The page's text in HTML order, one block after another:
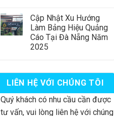
Cập Nhật Xu Hướng
Làm Bảng Hiệu Quảng
Cáo Tại Đà Nẵng Năm
2025
LIÊN HỆ VỚI CHÚNG TÔI
Quý khách có nhu cầu cần được
tư vấn, vui lòng liên hệ với chúng